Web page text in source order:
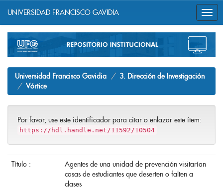
navigation
UNIVERSIDAD FRANCISCO GAVIDIA
Universidad Francisco Gavidia
3. Dirección de Investigación
Vórtice
Por favor, use este identificador para citar o enlazar este ítem:
https://hdl.handle.net/11592/10504
Título :
Agentes de una unidad de prevención visitarían
casas de estudiantes que deserten o falten a
clases